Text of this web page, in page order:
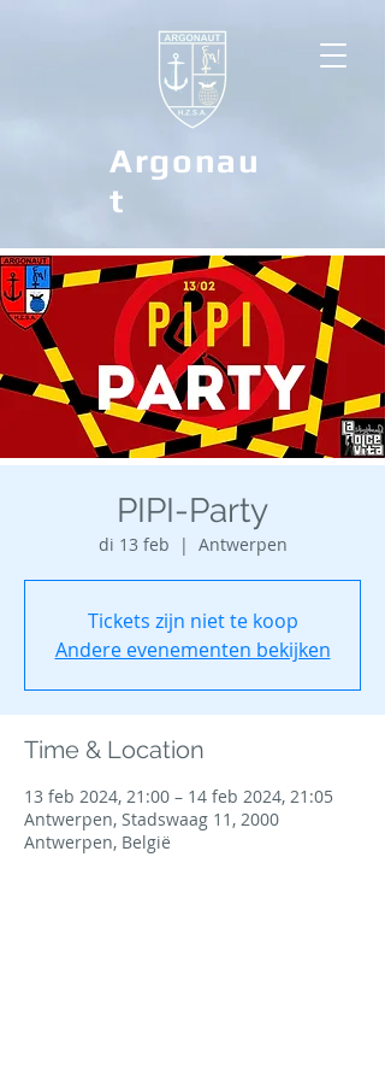
Argonau
t
PIPI-Party
di 13 feb
  |
Antwerpen
Tickets zijn niet te koop
Andere evenementen bekijken
Time & Location
13 feb 2024, 21:00 – 14 feb 2024, 21:05
Antwerpen, Stadswaag 11, 2000
Antwerpen, België